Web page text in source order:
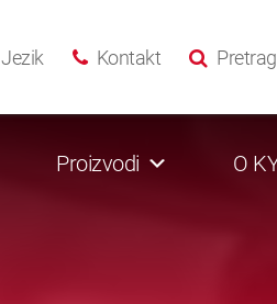
Kontakt
Jezik
Proizvodi O